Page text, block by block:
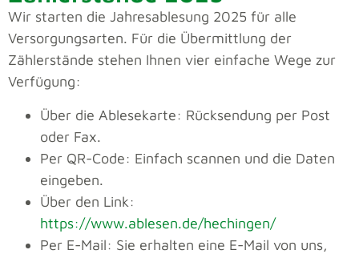
Wir starten die Jahresablesung 2025 für alle
Versorgungsarten. Für die Übermittlung der
Zählerstände stehen Ihnen vier einfache Wege zur
Verfügung:
Über die Ablesekarte: Rücksendung per Post
oder Fax.
Per QR-Code: Einfach scannen und die Daten
eingeben.
Über den Link:
https://www.ablesen.de/hechingen/
Per E-Mail: Sie erhalten eine E-Mail von uns,